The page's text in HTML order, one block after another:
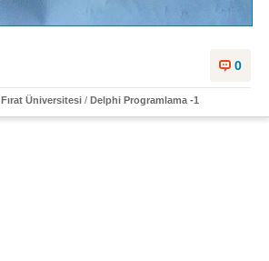
0
Fırat Üniversitesi / Delphi Programlama -1